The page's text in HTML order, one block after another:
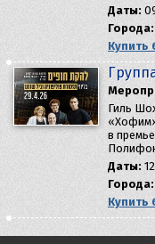
Даты:
Города:
Купить
Гиль
в
Даты:
Города:
Купить